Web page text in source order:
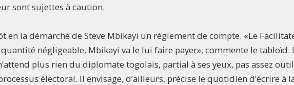
sont sujettes à caution.
en la démarche de Steve Mbikayi un règlement de compte. «Le
négligeable, Mbikayi va le lui faire payer», commente le tabloïd.
plus rien du diplomate togolais, partial à ses yeux, pas assez
électoral. Il envisage, d’ailleurs, précise le quotidien d’écrire à